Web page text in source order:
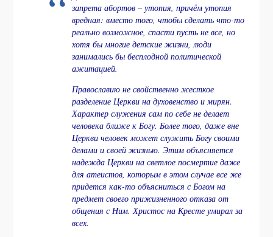
запрета абортов – утопия, причём утопия
вредная: вместо того, чтобы сделать что-то
реально возможное, спасти пусть не все, но
хотя бы многие детские жизни, люди
занимались бы бесплодной политической
ажитацией.
Православию не свойственно жесткое
разделение Церкви на духовенство и мирян.
Характер служения сам по себе не делает
человека ближе к Богу. Более того, даже вне
Церкви человек может служить Богу своими
делами и своей жизнью. Этим объясняется
надежда Церкви на светлое посмертие даже
для атеистов, которым в этом случае все же
придется как-то объясниться с Богом на
предмет своего прижизненного отказа от
общения с Ним. Христос на Кресте умирал за
всех.